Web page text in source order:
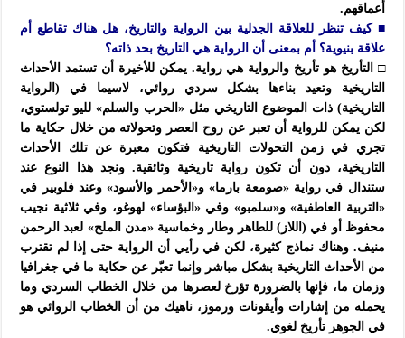
أعماقهم.
■ كيف تنظر للعلاقة الجدلية بين الرواية والتاريخ، هل هناك تقاطع أم
علاقة بنيوية؟ أم بمعنى أن الرواية هي التاريخ بحد ذاته؟
□ التأريخ هو تأريخ والرواية هي رواية. يمكن للأخيرة أن تستمد الأحداث
التاريخية وتعيد بناءها بشكل سردي روائي، لاسيما في (الرواية
التاريخية) ذات الموضوع التاريخي مثل «الحرب والسلم» لليو تولستوي،
لكن يمكن للرواية أن تعبر عن روح العصر وتحولاته من خلال حكاية ما
تجري في زمن التحولات التاريخية فتكون معبرة عن تلك الأحداث
التاريخية، دون أن تكون رواية تاريخية وثائقية. ونجد هذا النوع عند
ستندال في رواية «صومعة بارما» و«الأحمر والأسود» وعند فلوبير في
«التربية العاطفية» و«سلمبو» وفي «البؤساء» لهوغو، وفي ثلاثية نجيب
محفوظ أو في (اللاز) للطاهر وطار وخماسية «مدن الملح» لعبد الرحمن
منيف. وهناك نماذج كثيرة، لكن في رأيي أن الرواية حتى إذا لم تقترب
من الأحداث التاريخية بشكل مباشر وإنما تعبّر عن حكاية ما في جغرافيا
وزمان ما، فإنها بالضرورة تؤرخ لعصرها من خلال الخطاب السردي وما
يحمله من إشارات وأيقونات ورموز، ناهيك من أن الخطاب الروائي هو
في الجوهر تأريخ لغوي.